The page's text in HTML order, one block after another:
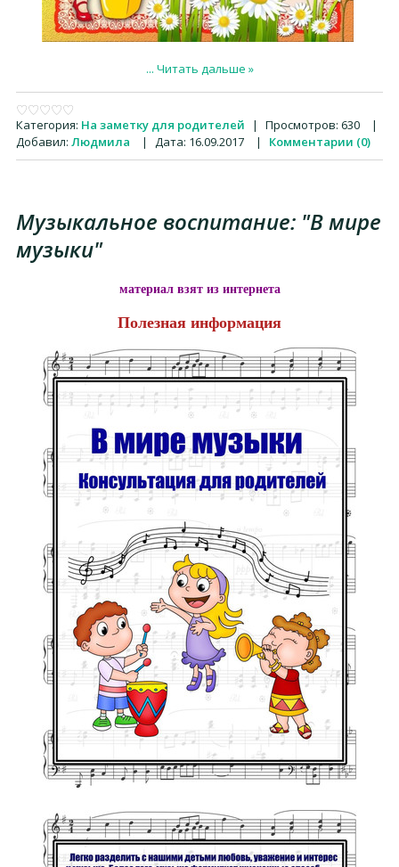
... Читать дальше »
Категория: На заметку для родителей | Просмотров: 630
|
Добавил: Людмила | Дата: 16.09.2017 | Комментарии (0)
Музыкальное воспитание: "В мире
музыки"
материал взят из интернета
Полезная информация